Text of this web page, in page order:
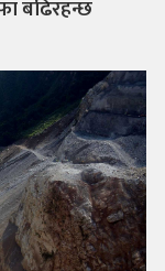
बढिरहन्छ